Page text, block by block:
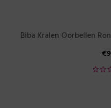
Biba Kralen Oorbellen
€